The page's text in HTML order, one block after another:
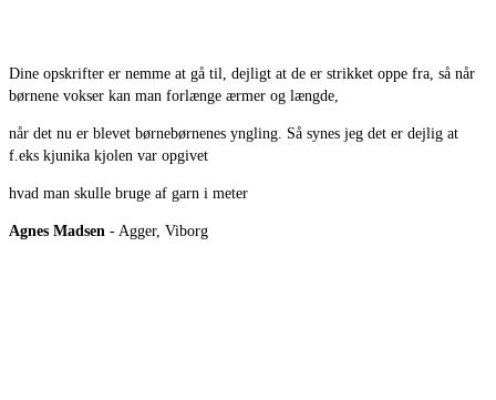
Dine opskrifter er nemme at gå til, dejligt at de er strikket oppe fra, så når
børnene vokser kan man forlænge ærmer og længde,
når det nu er blevet børnebørnenes yngling. Så synes jeg det er dejlig at
f.eks kjunika kjolen var opgivet
hvad man skulle bruge af garn i meter
Agnes Madsen - Agger, Viborg